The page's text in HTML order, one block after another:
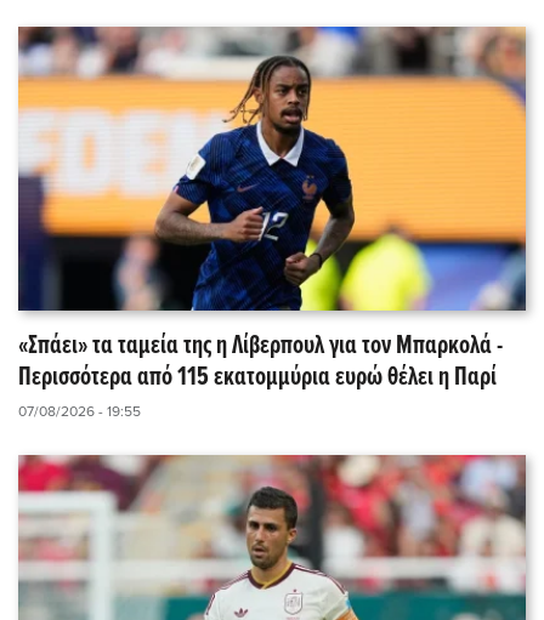
«Σπάει» τα ταμεία της η Λίβερπουλ για τον Μπαρκολά -
Περισσότερα από 115 εκατομμύρια ευρώ θέλει η Παρί
07/08/2026 - 19:55